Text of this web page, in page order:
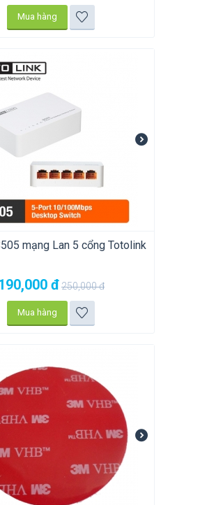
Mua hàng
mạng Lan 5 cổng Totolink
đ250,000đ
Mua hàng